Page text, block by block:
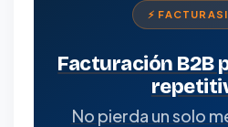
⚡
Facturación B2B
No pierda un solo